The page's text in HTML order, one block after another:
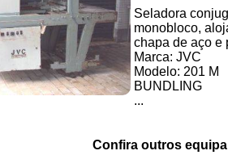
Seladora
monobloco,
chapa de aço e
Marca: JVC
Modelo: 201 M
BUNDLING
...
Confira outros